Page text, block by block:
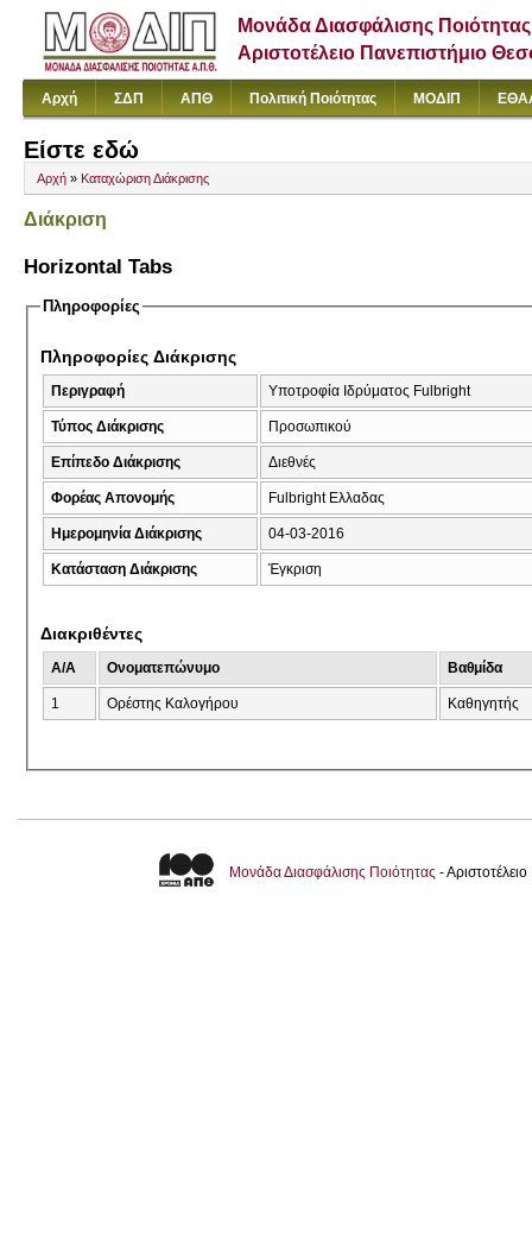
Μονάδα Διασφάλισης Ποιότητας
Αριστοτέλειο Πανεπιστήμιο
Αρχή ΣΔΠ ΑΠΘ Πολιτική Ποιότητας ΜΟΔΙΠ
Είστε εδώ
Αρχή » Καταχώριση Διάκρισης
Διάκριση
Horizontal Tabs
Πληροφορίες
Πληροφορίες Διάκρισης
Περιγραφή Υποτροφία Ιδρύματος Fulbright
Τύπος Διάκρισης Προσωπικού
Επίπεδο Διάκρισης Διεθνές
Φορέας Απονομής Fulbright Ελλαδας
Ημερομηνία Διάκρισης 04-03-2016
Κατάσταση Διάκρισης Έγκριση
Διακριθέντες
A/A Ονοματεπώνυμο Βαθμίδα
1 Ορέστης Καλογήρου Καθηγητής
Μονάδα Διασφάλισης Ποιότητας -